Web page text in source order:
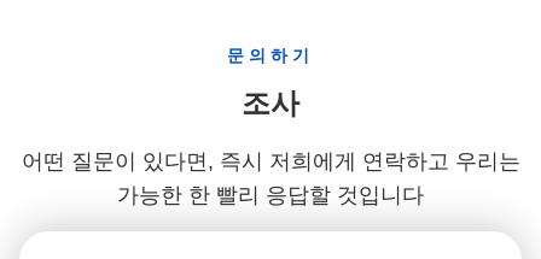
문의하기
조사
어떤 질문이 있다면, 즉시 저희에게 연락하고 우리는
가능한 한 빨리 응답할 것입니다